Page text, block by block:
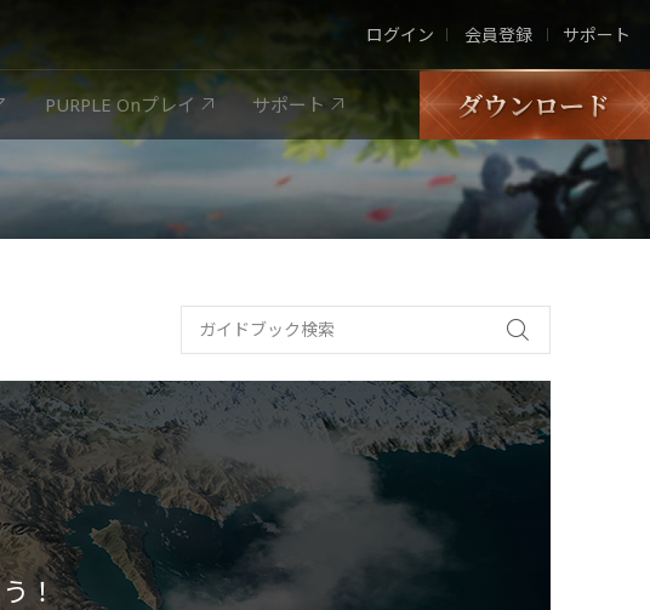
ログイン 会員登録 サポート
Google Play
App store
PURPLE
PURPLE Onプレイ サポート
！